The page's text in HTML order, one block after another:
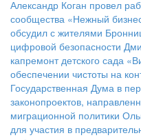
Александр Коган провел
сообщества «Нежный
обсудил с жителями
цифровой безопасности
капремонт детского сада
обеспечении чистоты на
Государственная Дума в
законопроектов,
миграционной политики
для участия в